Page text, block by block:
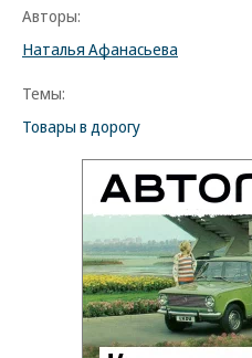
Авторы:
Наталья Афанасьева
Темы:
Товары в дорогу